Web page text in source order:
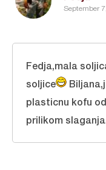
September
Fedja,mala
soljice
plasticnu kofu
prilikom